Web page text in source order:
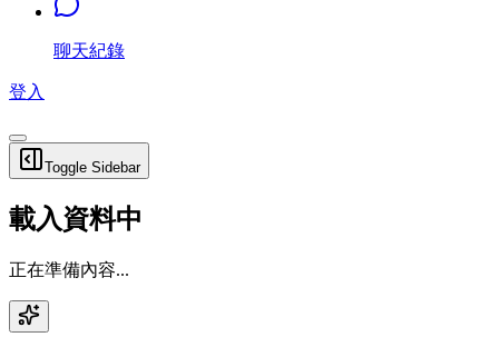
聊天紀錄
登入
Toggle Sidebar
載入資料中
正在準備內容...